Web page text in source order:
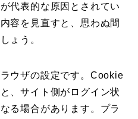
代表的な原因とされてい
容を見直すと、思わぬ間
ょう。
ウザの設定です。Cookie
、サイト側がログイン状
る場合があります。プラ